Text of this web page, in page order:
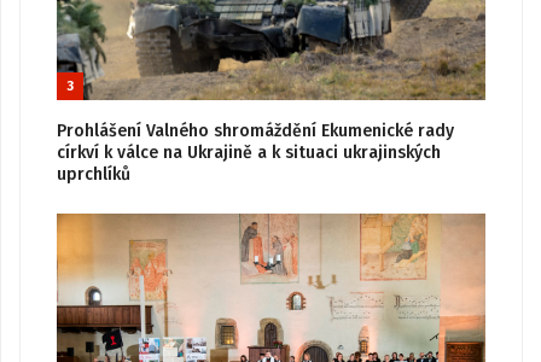
3
Prohlášení Valného shromáždění Ekumenické rady
církví k válce na Ukrajině a k situaci ukrajinských
uprchlíků